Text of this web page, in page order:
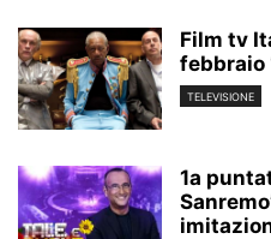
Film tv
febbraio
TELEVISIONE
1a